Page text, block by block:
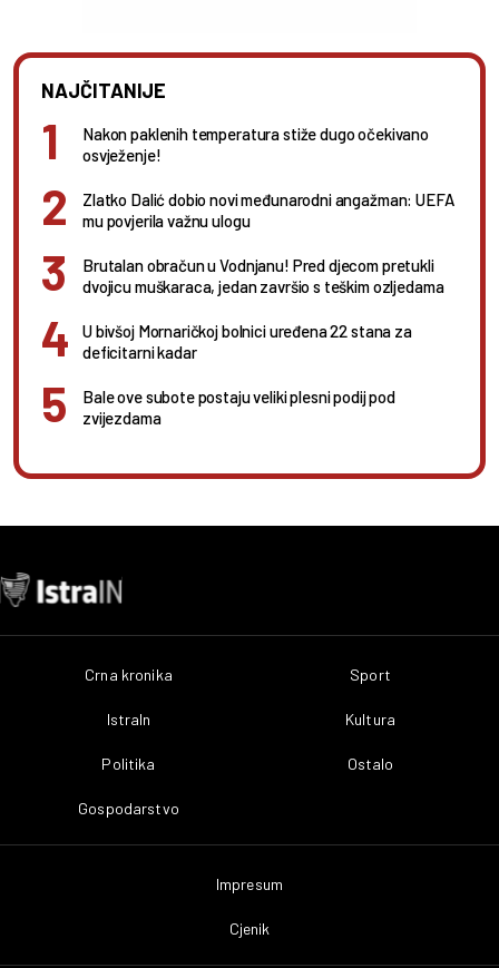
NAJČITANIJE
Nakon paklenih temperatura stiže dugo očekivano
osvježenje!
Zlatko Dalić dobio novi međunarodni angažman: UEFA
mu povjerila važnu ulogu
Brutalan obračun u Vodnjanu! Pred djecom pretukli
dvojicu muškaraca, jedan završio s teškim ozljedama
U bivšoj Mornaričkoj bolnici uređena 22 stana za
deficitarni kadar
Bale ove subote postaju veliki plesni podij pod
zvijezdama
Crna kronika
IstraIn
Politika
Gospodarstvo
Sport
Kultura
Ostalo
Impresum
Cjenik